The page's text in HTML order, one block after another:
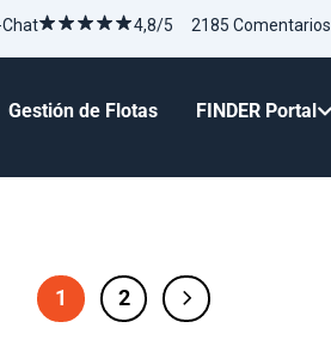
4,8/5 2185 Comentarios
Gestión de Flotas FINDER Portal
1 2